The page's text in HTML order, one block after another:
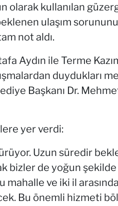
olarak kullanılan
ulaşım
not aldı.
Aydın ile Terme
duydukları
Başkanı Dr.
yer verdi:
Uzun süredir
bizler de yoğun şekilde
mahalle ve iki il
Bu önemli hizmeti